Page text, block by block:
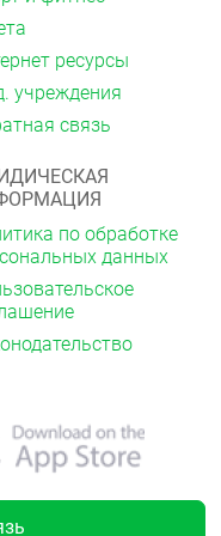
ресурсы
учреждения
связь
по обработке
данных